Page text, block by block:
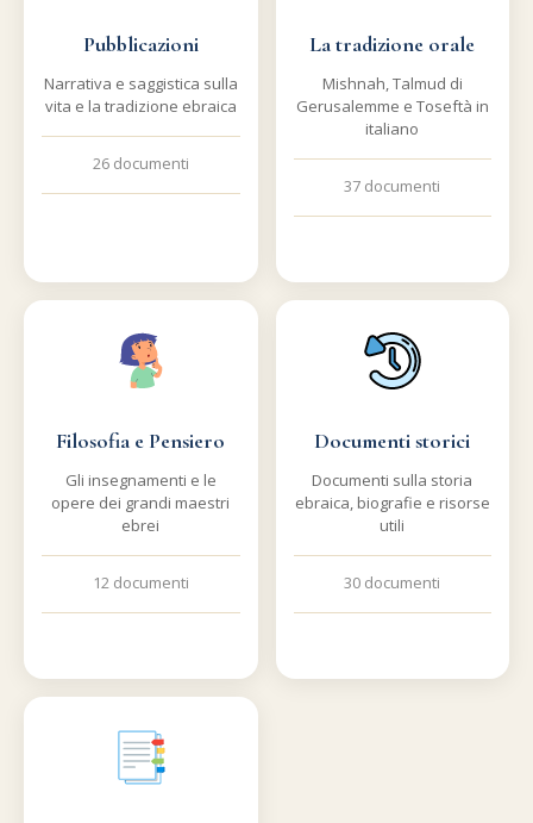
Pubblicazioni
Narrativa e saggistica sulla
vita e la tradizione ebraica
26 documenti
La tradizione orale
Mishnah, Talmud di
Gerusalemme e Toseftà in
italiano
37 documenti
Filosofia e Pensiero
Gli insegnamenti e le
opere dei grandi maestri
ebrei
12 documenti
Documenti storici
Documenti sulla storia
ebraica, biografie e risorse
utili
30 documenti